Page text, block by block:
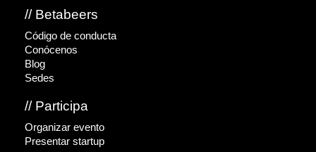
// Betabeers
Código de conducta
Conócenos
Blog
Sedes
// Participa
Organizar evento
Presentar startup